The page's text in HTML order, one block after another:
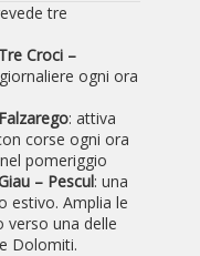
tre
Croci –
ogni ora
: attiva
corse ogni ora
pomeriggio
– Pescul: una
estivo. Amplia le
verso una delle
Dolomiti.